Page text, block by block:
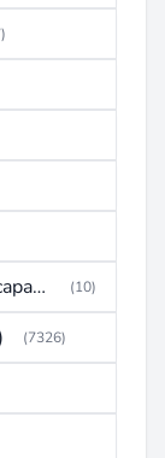
CDI(Ignicion por descarga de capacitor) (10)
(7326)